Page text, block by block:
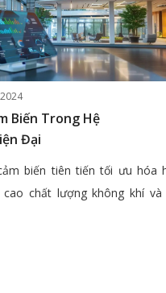
Biến Trong Hệ
Đại
biến tiên tiến tối ưu hóa
cao chất lượng không khí